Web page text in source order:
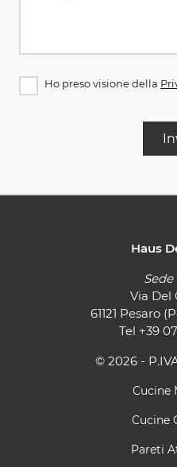
Ho preso visione della
Haus
Via Del
61121 Pesaro
Tel +39
© 2026 -
Cucine
Cucine
Pareti